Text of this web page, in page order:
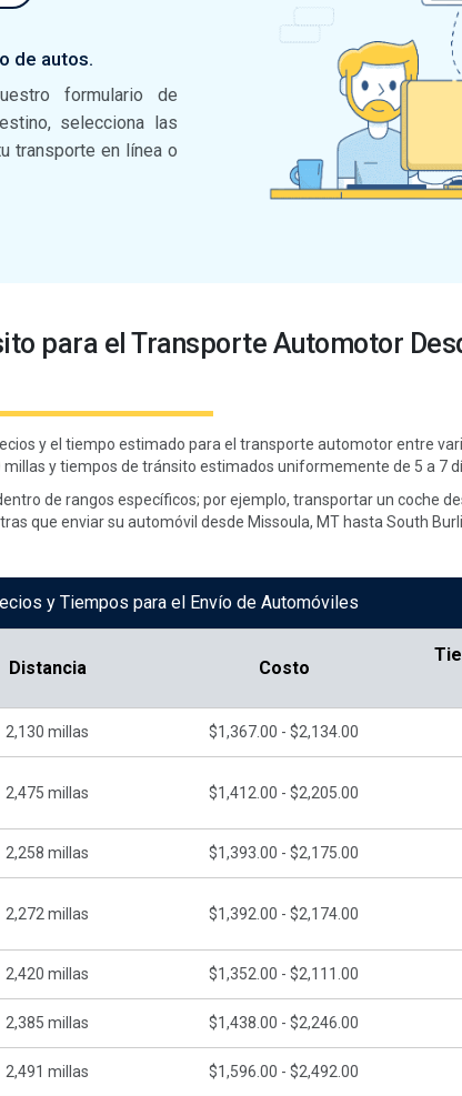
de autos.
formulario de
selecciona las
transporte en línea o
para el Transporte Automotor
y el tiempo estimado para el transporte automotor entre
y tiempos de tránsito estimados uniformemente de 5 a 7
de rangos específicos; por ejemplo, transportar un coche
que enviar su automóvil desde Missoula, MT hasta South
y Tiempos para el Envío de Automóviles
Distancia Costo
2,130 millas $1,367.00 - $2,134.00
2,475 millas $1,412.00 - $2,205.00
2,258 millas $1,393.00 - $2,175.00
2,272 millas $1,392.00 - $2,174.00
2,420 millas $1,352.00 - $2,111.00
2,385 millas $1,438.00 - $2,246.00
2,491 millas $1,596.00 - $2,492.00